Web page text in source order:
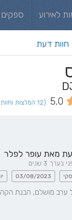
לאירוע
חוות דעת
5.0 (12 המלצות וחוות דעת)
מאת עופר לפלר
3 שנים
03/08/2023
ערב מושלם, הבנת